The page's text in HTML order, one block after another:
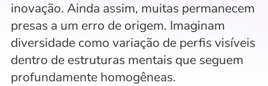
inovação. Ainda assim, muitas permanecem
presas a um erro de origem. Imaginam
diversidade como variação de perfis visíveis
dentro de estruturas mentais que seguem
profundamente homogêneas.